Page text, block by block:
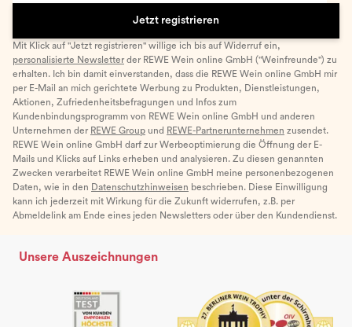
Jetzt registrieren
Mit Klick auf "Jetzt registrieren" willige ich bis auf Widerruf ein,
personalisierte Newsletter der REWE Wein online GmbH ("Weinfreunde") zu
erhalten. Ich bin damit einverstanden, dass die REWE Wein online GmbH mir
per E-Mail an mich gerichtete Werbung zu Produkten, Dienstleistungen,
Aktionen, Zufriedenheitsbefragungen und Infos zum
Kundenbindungsprogramm von REWE Wein online GmbH und anderen
Unternehmen der REWE Group und REWE-Partnerunternehmen zusendet.
REWE Wein online GmbH darf zur Werbeoptimierung die Öffnung der E-
Mails und Klicks auf Links erheben und analysieren. Zu diesen genannten
Zwecken verarbeitet REWE Wein online GmbH meine personenbezogenen
Daten, wie in den Datenschutzhinweisen beschrieben. Diese Einwilligung
kann ich jederzeit mit Wirkung für die Zukunft widerrufen, z.B. per
Abmeldelink am Ende eines jeden Newsletters oder über den Kundendienst.
Unsere Auszeichnungen